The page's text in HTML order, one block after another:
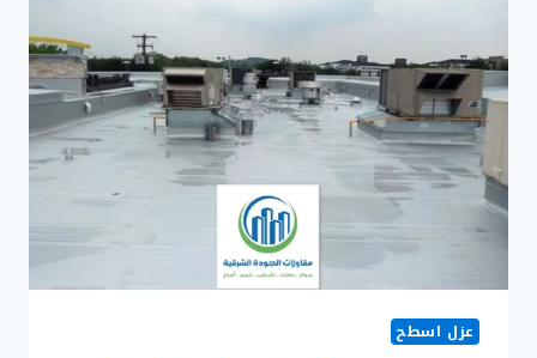
قماش
الدمام
–
مظلات
حدائق
منزلية
الخبر
عزل اسطح